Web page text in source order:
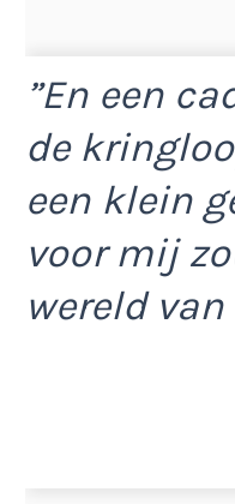
”En een
de
een klein
voor mij
wereld